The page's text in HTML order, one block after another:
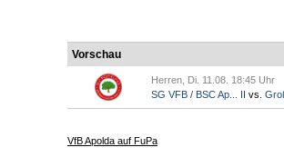
Vorschau
Herren, Di. 11.08. 18:45 Uhr
SG VFB / BSC Ap... II vs.
VfB Apolda auf FuPa